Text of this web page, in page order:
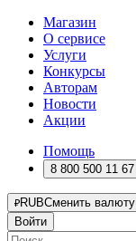
Магазин
О сервисе
Услуги
Конкурсы
Авторам
Новости
Акции
Помощь
8 800 500 11 67
RUBСменить валюту
Войти